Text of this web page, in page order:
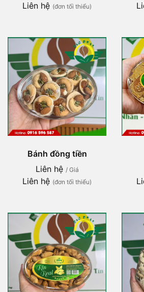
Liên hệ (đơn tối thiểu)
Bánh đồng tiền
Liên hệ / Giá
Liên hệ (đơn tối thiểu)